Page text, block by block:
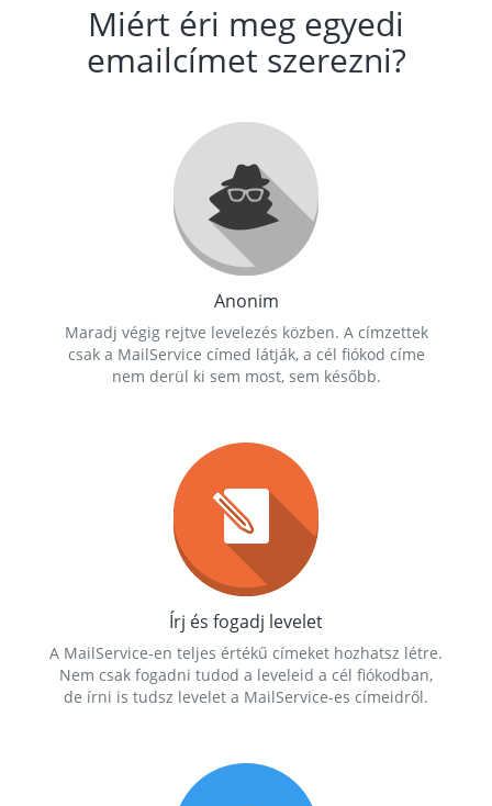
Miért éri meg egyedi
emailcímet szerezni?
Anonim
Maradj végig rejtve levelezés közben. A címzettek
csak a MailService címed látják, a cél fiókod címe
nem derül ki sem most, sem később.
Írj és fogadj levelet
A MailService-en teljes értékű címeket hozhatsz létre.
Nem csak fogadni tudod a leveleid a cél fiókodban,
de írni is tudsz levelet a MailService-es címeidről.